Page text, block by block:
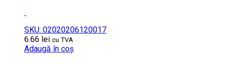
SKU: 02020206120017
6.66 lei cu TVA
Adaugă în coș